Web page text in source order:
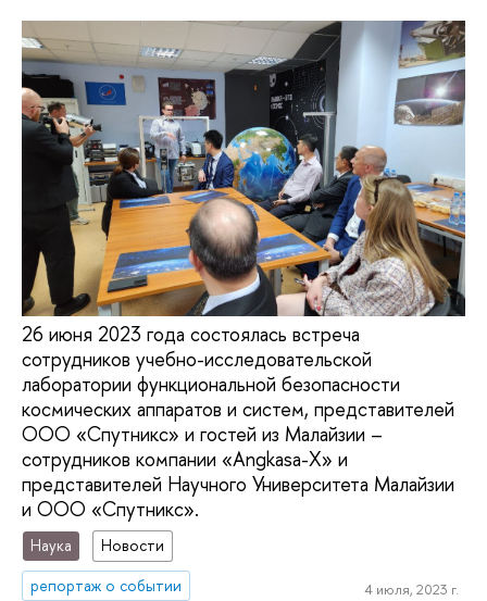
26 июня 2023 года состоялась встреча
сотрудников учебно-исследовательской
лаборатории функциональной безопасности
космических аппаратов и систем, представителей
ООО «Спутникс» и гостей из Малайзии –
сотрудников компании «Angkasa-X» и
представителей Научного Университета Малайзии
и ООО «Спутникс».
Наука
Новости
репортаж о событии
4 июля, 2023 г.